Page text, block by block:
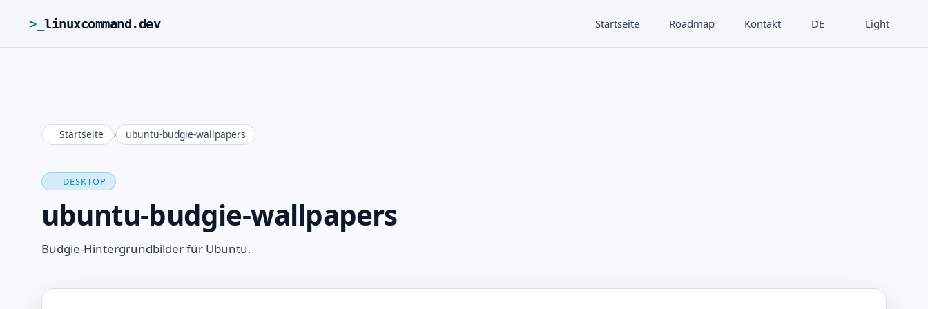
>_ linuxcommand.dev Startseite Roadmap Kontakt DE Light
Startseite › ubuntu-budgie-wallpapers
DESKTOP
ubuntu-budgie-wallpapers
Budgie-Hintergrundbilder für Ubuntu.